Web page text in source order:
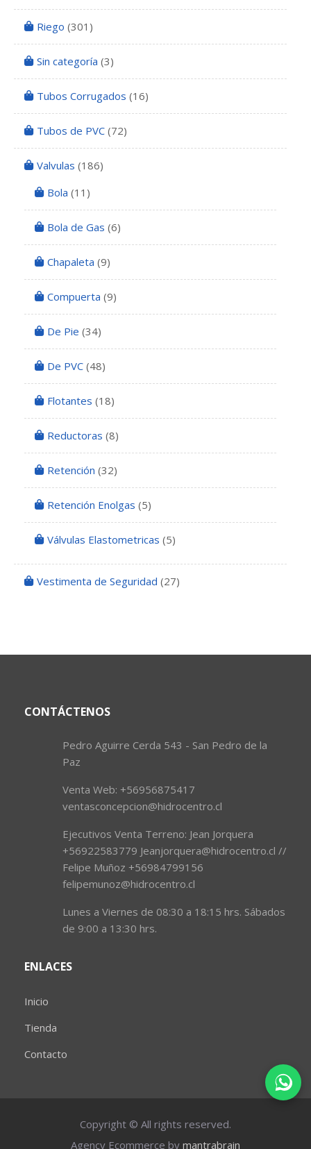
Riego (301)
Sin categoría (3)
Tubos Corrugados (16)
Tubos de PVC (72)
Valvulas (186)
Bola (11)
Bola de Gas (6)
Chapaleta (9)
Compuerta (9)
De Pie (34)
De PVC (48)
Flotantes (18)
Reductoras (8)
Retención (32)
Retención Enolgas (5)
Válvulas Elastometricas (5)
Vestimenta de Seguridad (27)
CONTÁCTENOS
Pedro Aguirre Cerda 543 - San Pedro de la
Paz
Venta Web: +56956875417
ventasconcepcion@hidrocentro.cl
Ejecutivos Venta Terreno: Jean Jorquera
+56922583779 Jeanjorquera@hidrocentro.cl //
Felipe Muñoz +56984799156
felipemunoz@hidrocentro.cl
Lunes a Viernes de 08:30 a 18:15 hrs. Sábados
de 9:00 a 13:30 hrs.
ENLACES
Inicio
Tienda
Contacto
Copyright © All rights reserved.
Agency Ecommerce by mantrabrain